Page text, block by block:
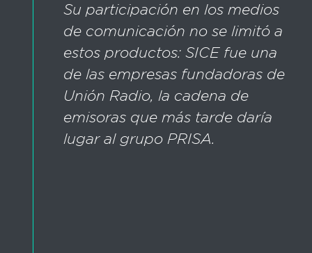
Su participación en los medios
de comunicación no se limitó a
estos productos: SICE fue una
de las empresas fundadoras de
Unión Radio, la cadena de
emisoras que más tarde daría
lugar al grupo PRISA.